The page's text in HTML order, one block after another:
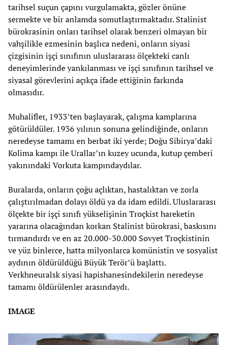
tarihsel suçun çapını vurgulamakta, gözler önüne
sermekte ve bir anlamda somutlaştırmaktadır. Stalinist
bürokrasinin onları tarihsel olarak benzeri olmayan bir
vahşilikle ezmesinin başlıca nedeni, onların siyasi
çizgisinin işçi sınıfının uluslararası ölçekteki canlı
deneyimlerinde yankılanması ve işçi sınıfının tarihsel ve
siyasal görevlerini açıkça ifade ettiğinin farkında
olmasıdır.
Muhalifler, 1933’ten başlayarak, çalışma kamplarına
götürüldüler. 1936 yılının sonuna gelindiğinde, onların
neredeyse tamamı en berbat iki yerde; Doğu Sibirya’daki
Kolima kampı ile Urallar’ın kuzey ucunda, kutup çemberi
yakınındaki Vorkuta kampındaydılar.
Buralarda, onların çoğu açlıktan, hastalıktan ve zorla
çalıştırılmadan dolayı öldü ya da idam edildi. Uluslararası
ölçekte bir işçi sınıfı yükselişinin Troçkist hareketin
yararına olacağından korkan Stalinist bürokrasi, baskısını
tırmandırdı ve en az 20.000-30.000 Sovyet Troçkistinin
ve yüz binlerce, hatta milyonlarca komünistin ve sosyalist
aydının öldürüldüğü Büyük Terör’ü başlattı.
Verkhneuralsk siyasi hapishanesindekilerin neredeyse
tamamı öldürülenler arasındaydı.
IMAGE